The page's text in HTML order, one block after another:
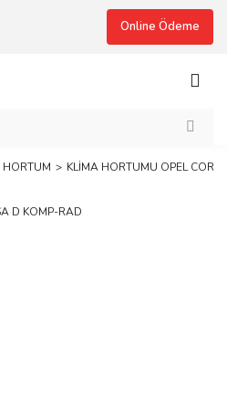
Online Ödeme
HORTUM KLİMA HORTUMU OPEL